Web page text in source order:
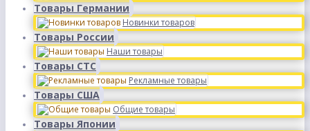
Товары Германии
Новинки товаров
Товары России
Наши товары
Товары СТС
Рекламные товары
Товары США
Общие товары
Товары Японии